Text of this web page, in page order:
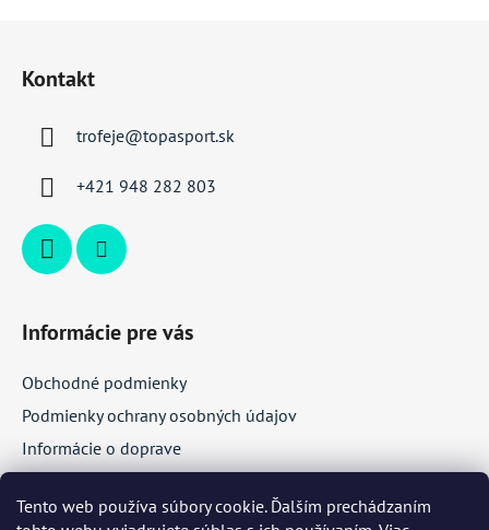
Tento web používa súbory cookie. Ďalším prechádzaním
Kontakt
trofeje@topasport.sk
+421 948 282 803
Informácie pre vás
Obchodné podmienky
Podmienky ochrany osobných údajov
Informácie o doprave